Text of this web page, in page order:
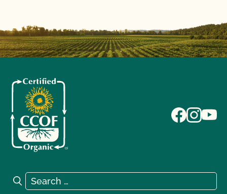
Search for:
Search